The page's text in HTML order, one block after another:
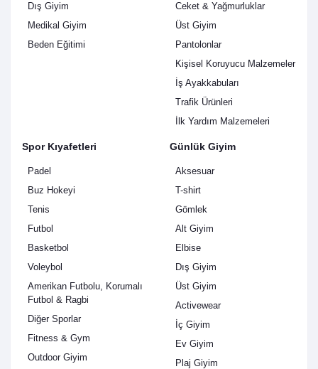
Dış Giyim
Medikal Giyim
Beden Eğitimi
Ceket & Yağmurluklar
Üst Giyim
Pantolonlar
Kişisel Koruyucu Malzemeler
İş Ayakkabuları
Trafik Ürünleri
İlk Yardım Malzemeleri
Spor Kıyafetleri
Padel
Buz Hokeyi
Tenis
Futbol
Basketbol
Voleybol
Amerikan Futbolu, Korumalı
Futbol & Ragbi
Diğer Sporlar
Fitness & Gym
Outdoor Giyim
Günlük Giyim
Aksesuar
T-shirt
Gömlek
Alt Giyim
Elbise
Dış Giyim
Üst Giyim
Activewear
İç Giyim
Ev Giyim
Plaj Giyim